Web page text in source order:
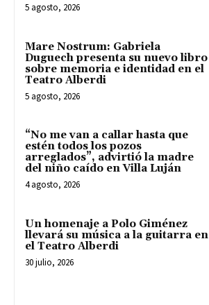
5 agosto, 2026
Mare Nostrum: Gabriela
Duguech presenta su nuevo libro
sobre memoria e identidad en el
Teatro Alberdi
5 agosto, 2026
“No me van a callar hasta que
estén todos los pozos
arreglados”, advirtió la madre
del niño caído en Villa Luján
4 agosto, 2026
Un homenaje a Polo Giménez
llevará su música a la guitarra en
el Teatro Alberdi
30 julio, 2026